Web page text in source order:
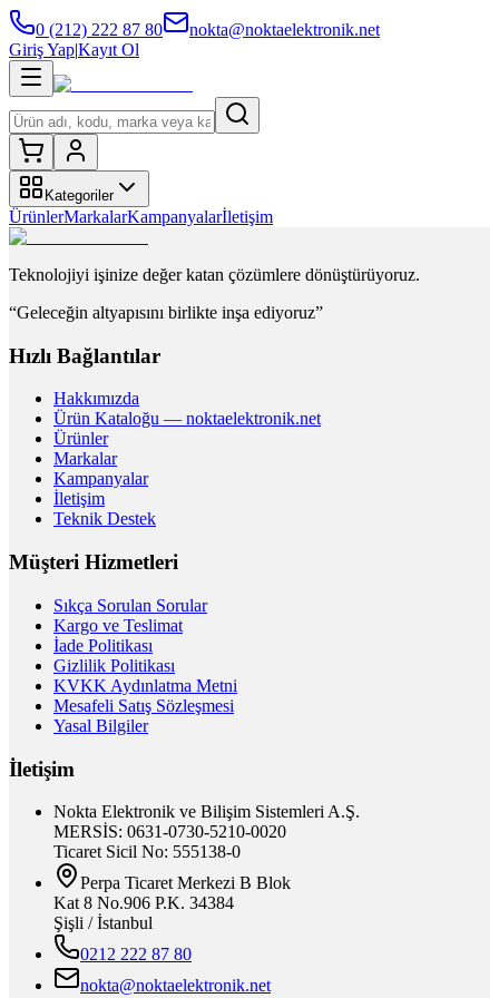
0 (212) 222 87 80
nokta@noktaelektronik.net
Giriş Yap|Kayıt Ol
Kategoriler
ÜrünlerMarkalarKampanyalarİletişim
Teknolojiyi işinize değer katan çözümlere dönüştürüyoruz.
“Geleceğin altyapısını birlikte inşa ediyoruz”
Hızlı Bağlantılar
Hakkımızda
Ürün Kataloğu — noktaelektronik.net
Ürünler
Markalar
Kampanyalar
İletişim
Teknik Destek
Müşteri Hizmetleri
Sıkça Sorulan Sorular
Kargo ve Teslimat
İade Politikası
Gizlilik Politikası
KVKK Aydınlatma Metni
Mesafeli Satış Sözleşmesi
Yasal Bilgiler
İletişim
Nokta Elektronik ve Bilişim Sistemleri A.Ş.
MERSİS: 0631-0730-5210-0020
Ticaret Sicil No: 555138-0
Perpa Ticaret Merkezi B Blok
Kat 8 No.906 P.K. 34384
Şişli / İstanbul
0212 222 87 80
nokta@noktaelektronik.net